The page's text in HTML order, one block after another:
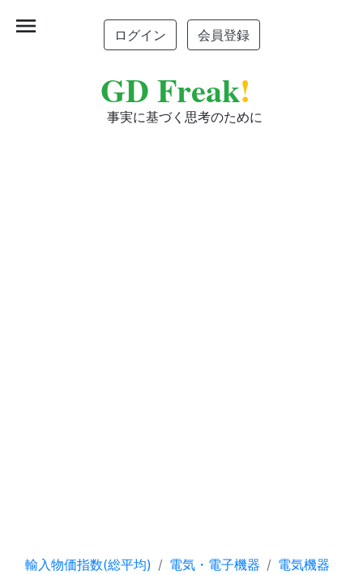
ログイン 会員登録
GD Freak!
事実に基づく思考のために
menu
輸入物価指数(総平均) 電気・電子機器
電気機器